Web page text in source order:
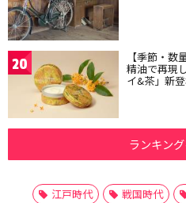
20 【季節・
精油で再現
イ&茶」新
ランキン
江戸時代 戦国時代